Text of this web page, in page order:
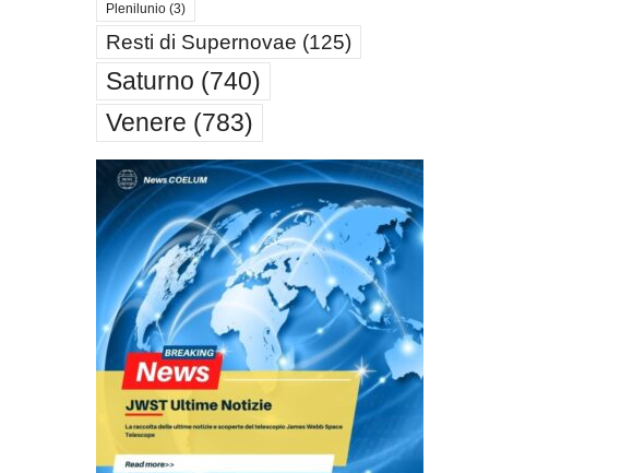
Plenilunio(3)
Resti di Supernovae (125)
Saturno (740)
Venere (783)